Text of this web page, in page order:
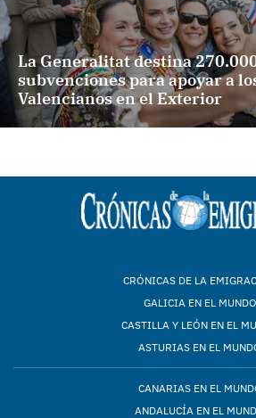
La Generalitat destina
subvenciones para apoyar a
Valencianos en el Exterior
CRÓNICAS DE LA
GALICIA EN EL MUNDO
CASTILLA Y LEÓN EN EL
ASTURIAS EN EL
CANARIAS EN EL
ANDALUCÍA EN EL